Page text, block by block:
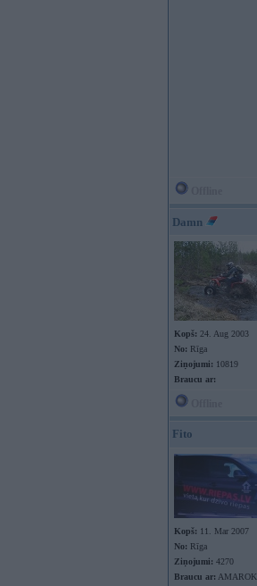
Damn
Kopš: 24. Aug 2003
No: Rīga
Ziņojumi: 10819
Braucu ar:
Fito
Kopš: 11. Mar 2007
No: Rīga
Ziņojumi: 4270
Braucu ar: AMAROK